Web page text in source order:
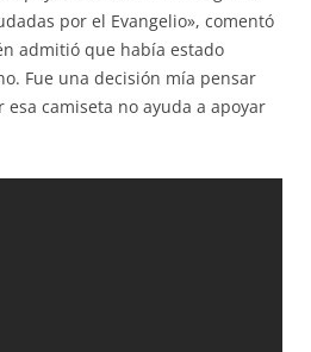
por el Evangelio», comentó
admitió que había estado
Fue una decisión mía pensar
camiseta no ayuda a apoyar